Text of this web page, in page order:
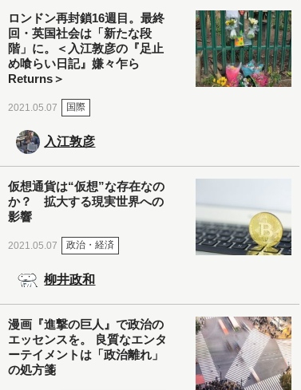
ロンドン再封鎖16週目。最終
回・英国社会は「新たな段
階」に。＜入江敦彦の『足止
め喰らい日記』嫌々乍ら
Returns＞
2021.05.07 国際
入江敦彦
仮想通貨は“仮想”な存在なの
か？ 拡大する現実世界への
影響
2021.05.07 政治・経済
柳井政和
漫画『進撃の巨人』で政治の
エッセンスを。 良質なエンタ
ーテイメントは「政治離れ」
の処方箋